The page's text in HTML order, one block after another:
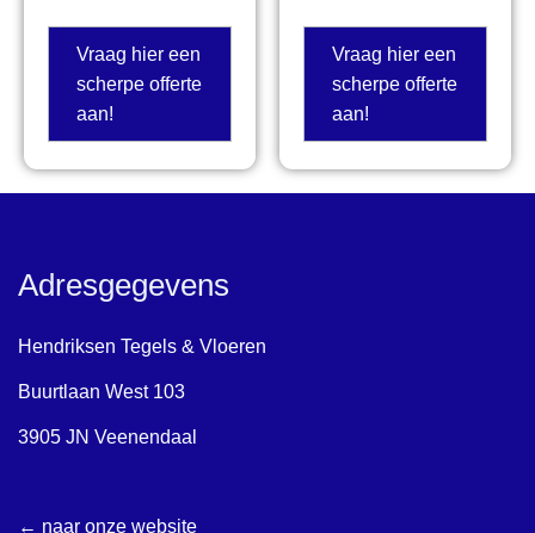
Vraag hier een
scherpe offerte
aan!
Vraag hier een
scherpe offerte
aan!
Adresgegevens
Hendriksen Tegels & Vloeren
Buurtlaan West 103
3905 JN Veenendaal
← naar onze website